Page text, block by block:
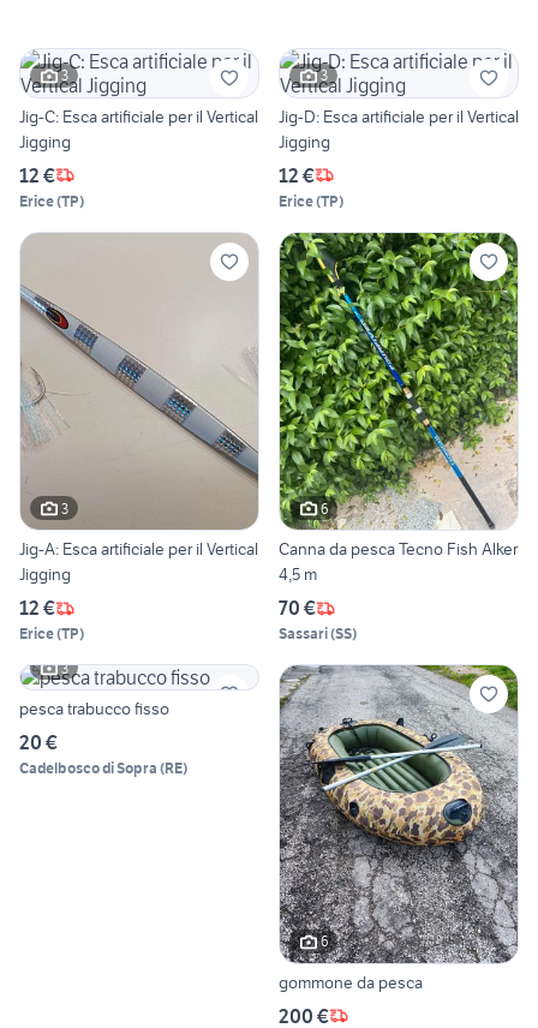
3
Jig-C: Esca artificiale per il Vertical
Jigging
12 €
Erice(TP)
3
Jig-D: Esca artificiale per il Vertical
Jigging
12 €
Erice(TP)
3
Jig-A: Esca artificiale per il Vertical
Jigging
12 €
Erice(TP)
6
Canna da pesca Tecno Fish Alker
4,5 m
70 €
Sassari(SS)
3
pesca trabucco fisso
20 €
Cadelbosco di Sopra (RE)
6
gommone da pesca
200 €